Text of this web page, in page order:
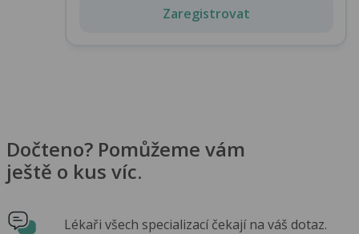
Zaregistrovat
Dočteno? Pomůžeme vám
ještě o kus víc.
Lékaři všech specializací čekají na váš dotaz.